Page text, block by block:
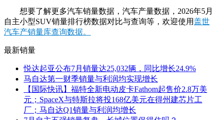
想要了解更多汽车销量数据，汽车产量数据，2026年5月
自主小型SUV销量排行榜数据对比与查询等，欢迎使用盖世
汽车产销量库查询数据。
最新销量
悦达起亚公布7月销量达25,032辆，同比增长24.9%
马自达第一财季销量与利润均实现增长
【国际快讯】福特全新电动皮卡Fathom起售价2.8万美
元；SpaceX与特斯拉将投168亿美元在得州建芯片工
厂；马自达Q1销量与利润均增长